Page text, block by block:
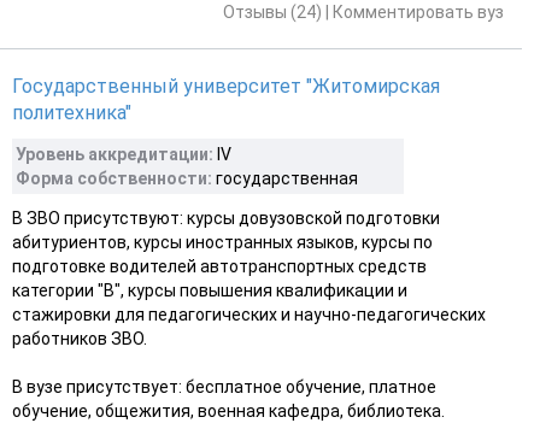
Отзывы (24)
Комментировать вуз
Государственный университет "Житомирская
политехника"
Уровень аккредитации: IV
Форма собственности: государственная
В ЗВО присутствуют: курсы довузовской подготовки
абитуриентов, курсы иностранных языков, курсы по
подготовке водителей автотранспортных средств
категории "В", курсы повышения квалификации и
стажировки для педагогических и научно-педагогических
работников ЗВО.
В вузе присутствует: бесплатное обучение, платное
обучение, общежития, военная кафедра, библиотека.